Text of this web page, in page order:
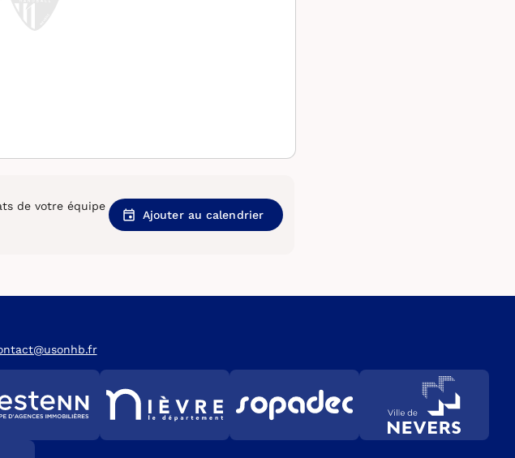
de votre équipe
Ajouter au calendrier